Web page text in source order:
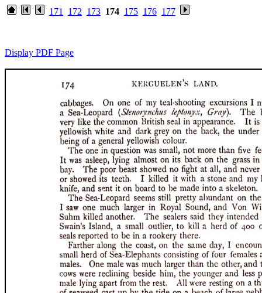
171 172 173 174 175 176 177
Display PDF Page